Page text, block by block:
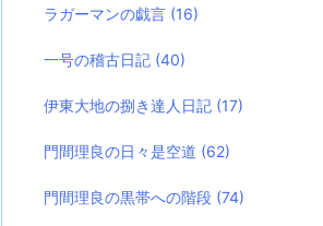
ラガーマンの戯言 (16)
一号の稽古日記 (40)
伊東大地の捌き達人日記 (17)
門間理良の日々是空道 (62)
門間理良の黒帯への階段 (74)